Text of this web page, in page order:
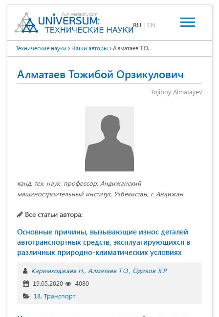
RU | EN
Технические науки Наши авторы Алматаев Т.О.
Алматаев Тожибой Орзикулович
Tojiboy Almatayev
канд. тех. наук. профессор, Андижанский
машиностроительный институт, Узбекистан, г. Андижан
Все статьи автора:
Основные причины, вызывающие износ деталей
автотранспортных средств, эксплуатирующихся в
различных природно-климатических условиях
Каримходжаев Н. Алматаев Т.О. Одилов Х.Р.
19.05.2020
4080
18. Транспорт